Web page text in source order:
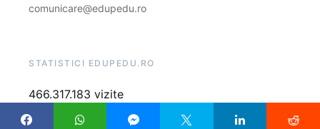
comunicare@edupedu.ro
STATISTICI EDUPEDU.RO
466.317.183 vizite